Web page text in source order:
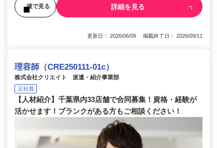
後で見る 詳細を見る
更新日： 2026/06/09 掲載終了日： 2026/09/11
理容師（CRE250111-01c）
株式会社クリエイト 派遣・紹介事業部
正社員
【人材紹介】千葉県内33店舗で合同募集！資格・経験が
活かせます！ブランクがある方もご相談ください！